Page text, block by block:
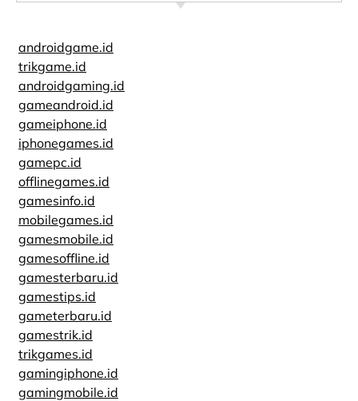
androidgame.id
trikgame.id
androidgaming.id
gameandroid.id
gameiphone.id
iphonegames.id
gamepc.id
offlinegames.id
gamesinfo.id
mobilegames.id
gamesmobile.id
gamesoffline.id
gamesterbaru.id
gamestips.id
gameterbaru.id
gamestrik.id
trikgames.id
gamingiphone.id
gamingmobile.id